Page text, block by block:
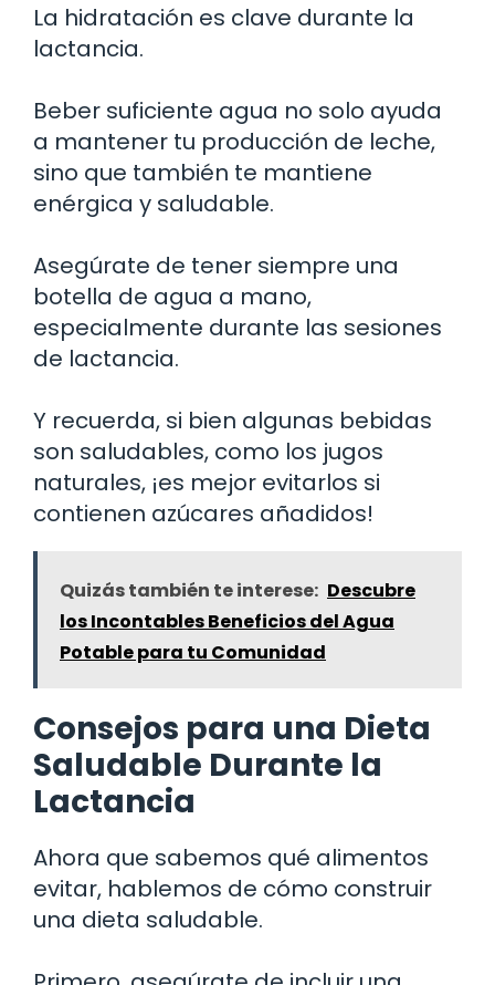
La hidratación es clave durante la
lactancia.
Beber suficiente agua no solo ayuda
a mantener tu producción de leche,
sino que también te mantiene
enérgica y saludable.
Asegúrate de tener siempre una
botella de agua a mano,
especialmente durante las sesiones
de lactancia.
Y recuerda, si bien algunas bebidas
son saludables, como los jugos
naturales, ¡es mejor evitarlos si
contienen azúcares añadidos!
Quizás también te interese: Descubre
los Incontables Beneficios del Agua
Potable para tu Comunidad
Consejos para una Dieta
Saludable Durante la
Lactancia
Ahora que sabemos qué alimentos
evitar, hablemos de cómo construir
una dieta saludable.